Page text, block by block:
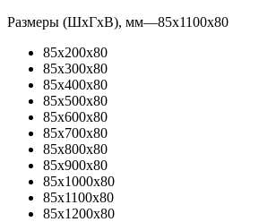
Размеры (ШхГхВ), мм—85x1100x80
85x200x80
85x300x80
85x400x80
85x500x80
85x600x80
85x700x80
85x800x80
85x900x80
85x1000x80
85x1100x80
85x1200x80